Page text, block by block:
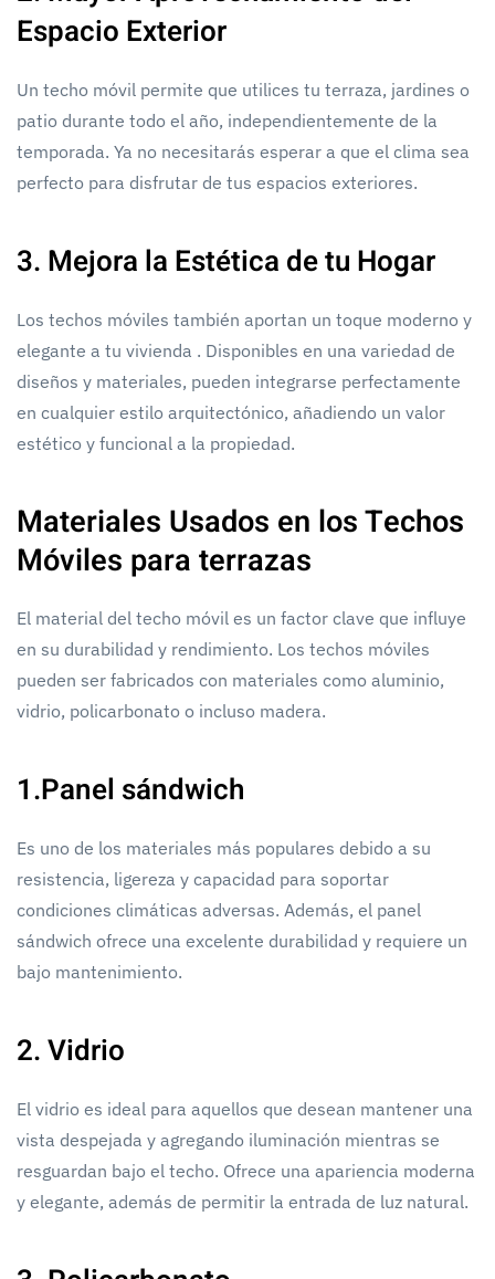
Espacio Exterior
Un techo móvil permite que utilices tu terraza, jardines o
patio durante todo el año, independientemente de la
temporada. Ya no necesitarás esperar a que el clima sea
perfecto para disfrutar de tus espacios exteriores.
3. Mejora la Estética de tu Hogar
Los techos móviles también aportan un toque moderno y
elegante a tu vivienda . Disponibles en una variedad de
diseños y materiales, pueden integrarse perfectamente
en cualquier estilo arquitectónico, añadiendo un valor
estético y funcional a la propiedad.
Materiales Usados en los Techos
Móviles para terrazas
El material del techo móvil es un factor clave que influye
en su durabilidad y rendimiento. Los techos móviles
pueden ser fabricados con materiales como aluminio,
vidrio, policarbonato o incluso madera.
1.Panel sándwich
Es uno de los materiales más populares debido a su
resistencia, ligereza y capacidad para soportar
condiciones climáticas adversas. Además, el panel
sándwich ofrece una excelente durabilidad y requiere un
bajo mantenimiento.
2. Vidrio
El vidrio es ideal para aquellos que desean mantener una
vista despejada y agregando iluminación mientras se
resguardan bajo el techo. Ofrece una apariencia moderna
y elegante, además de permitir la entrada de luz natural.